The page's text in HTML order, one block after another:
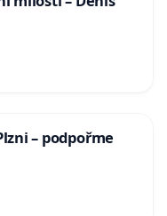
– podpořme